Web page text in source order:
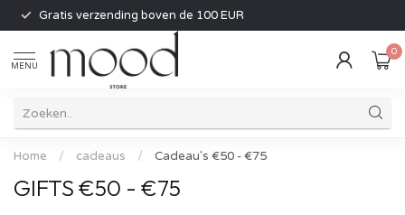
Gratis verzending boven de 100 EUR
MENU
0
Home / cadeaus / Cadeau's €50 - €75
GIFTS €50 - €75